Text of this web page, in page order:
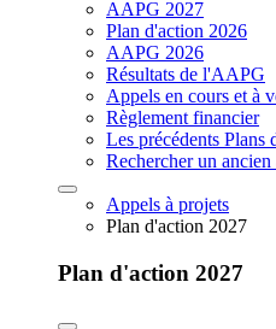
AAPG 2027
Plan d'action 2026
AAPG 2026
Résultats de l'AAPG
Appels en cours et à
Règlement financier
Les précédents Plans
Rechercher un
Appels à projets
Plan d'action 2027
Plan d'action 2027